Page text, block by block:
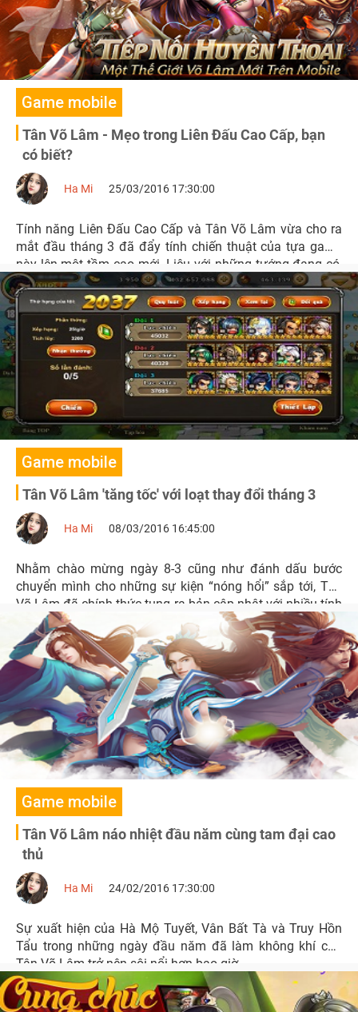
Game mobile
Tân Võ Lâm - Mẹo trong Liên Đấu Cao Cấp, bạn
có biết?
Ha Mi 25/03/2016 17:30:00
Tính năng Liên Đấu Cao Cấp và Tân Võ Lâm vừa cho ra
mắt đầu tháng 3 đã đẩy tính chiến thuật của tựa game
này lên một tầm cao mới. Liệu với những tướng đang có,
bạn có đủ khả năng tạo ra 3 đội hình hoàn hảo nhất?
Game mobile
Tân Võ Lâm 'tăng tốc' với loạt thay đổi tháng 3
Ha Mi 08/03/2016 16:45:00
Nhằm chào mừng ngày 8-3 cũng như đánh dấu bước
chuyển mình cho những sự kiện “nóng hổi” sắp tới, Tân
Võ Lâm đã chính thức tung ra bản cập nhật với nhiều tính
năng được nhiều game thủ mong đợi.
Game mobile
Tân Võ Lâm náo nhiệt đầu năm cùng tam đại cao
thủ
Ha Mi 24/02/2016 17:30:00
Sự xuất hiện của Hà Mộ Tuyết, Vân Bất Tà và Truy Hồn
Tẩu trong những ngày đầu năm đã làm không khí của
Tân Võ Lâm trở nên sôi nổi hơn bao giờ.